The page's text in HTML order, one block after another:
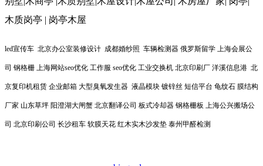
木质岗亭 | 岗亭木屋
led宣传车 北京办公室装修设计 成都婚纱照 车辆检测器 俄罗斯留学 上海会展公
司 钢格栅 上海网站seo优化 工作服 seo优化 工业交换机 北京印刷厂 洋溪信息港 北
京复印机租赁 企业邮箱 大型臭氧发生器 液晶模块 镀锌丝 短信平台 龟纹石 膜结构
厂家 山东草坪 阳澄湖大闸蟹 北京翻译公司 板式冷却器 钢格栅板 上海公兴搬场公
司 北京印刷公司 长沙租车 软膜天花 红木实木沙发垫 泰州甲醛检测